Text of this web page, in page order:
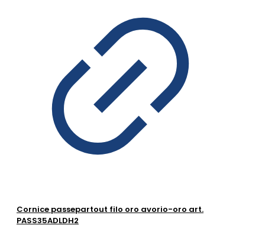
Cornice passepartout filo oro avorio-oro art.
PASS35ADLDH2